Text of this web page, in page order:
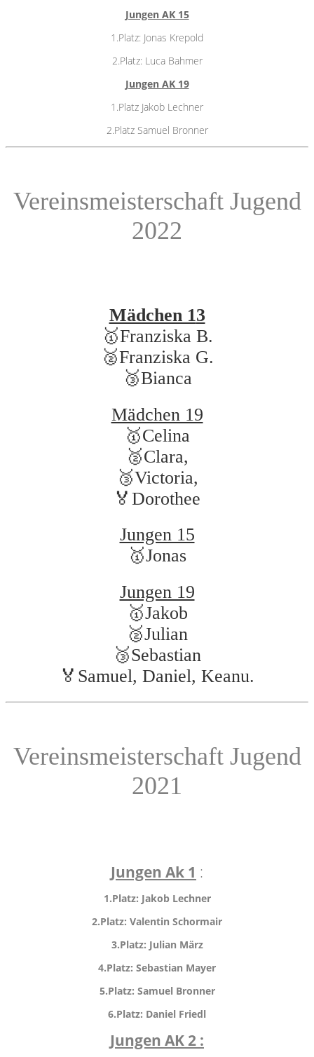
Jungen AK 15
1.Platz: Jonas Krepold
2.Platz: Luca Bahmer
Jungen AK 19
1.Platz Jakob Lechner
2.Platz Samuel Bronner
Vereinsmeisterschaft Jugend
2022
Mädchen 13
🥇Franziska B.
🥈Franziska G.
🥉Bianca
Mädchen 19
🥇Celina
🥈Clara,
🥉Victoria,
🏅Dorothee
Jungen 15
🥇Jonas
Jungen 19
🥇Jakob
🥈Julian
🥉Sebastian
🏅Samuel, Daniel, Keanu.
Vereinsmeisterschaft Jugend
2021
Jungen Ak 1 :
1.Platz: Jakob Lechner
2.Platz: Valentin Schormair
3.Platz: Julian März
4.Platz: Sebastian Mayer
5.Platz: Samuel Bronner
6.Platz: Daniel Friedl
Jungen AK 2 :